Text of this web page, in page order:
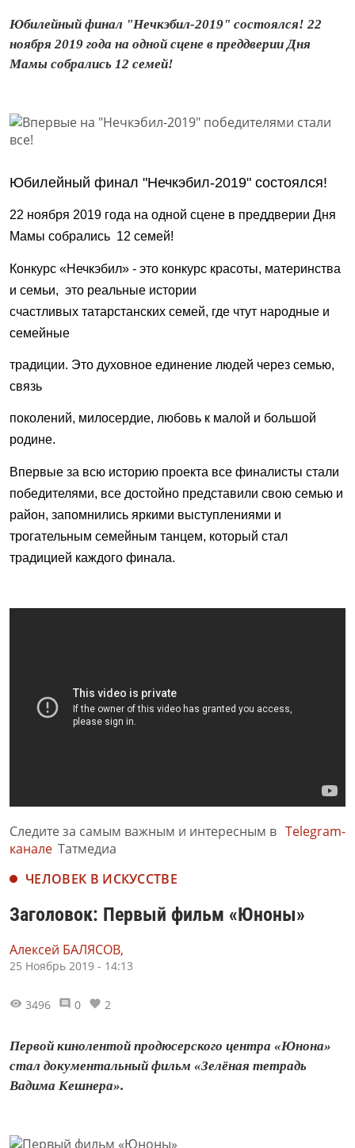
Юбилейный финал "Нечкэбил-2019" состоялся! 22
ноября 2019 года на одной сцене в преддверии Дня
Мамы собрались 12 семей!
Юбилейный финал "Нечкэбил-2019" состоялся!
22 ноября 2019 года на одной сцене в преддверии Дня
Мамы собрались 12 семей!
Конкурс «Нечкэбил» - это конкурс красоты, материнства
и семьи, это реальные истории
счастливых татарстанских семей, где чтут народные и
семейные
традиции. Это духовное единение людей через семью,
связь
поколений, милосердие, любовь к малой и большой
родине.
Впервые за всю историю проекта все финалисты стали
победителями, все достойно представили свою семью и
район, запомнились яркими выступлениями и
трогательным семейным танцем, который стал
традицией каждого финала.
Следите за самым важным и интересным в Telegram-
канале Татмедиа
ЧЕЛОВЕК В ИСКУССТВЕ
Заголовок: Первый фильм «Юноны»
Алексей БАЛЯСОВ,
25 Ноябрь 2019 - 14:13
3496 0 2
Первой кинолентой продюсерского центра «Юнона»
стал документальный фильм «Зелёная тетрадь
Вадима Кешнера».